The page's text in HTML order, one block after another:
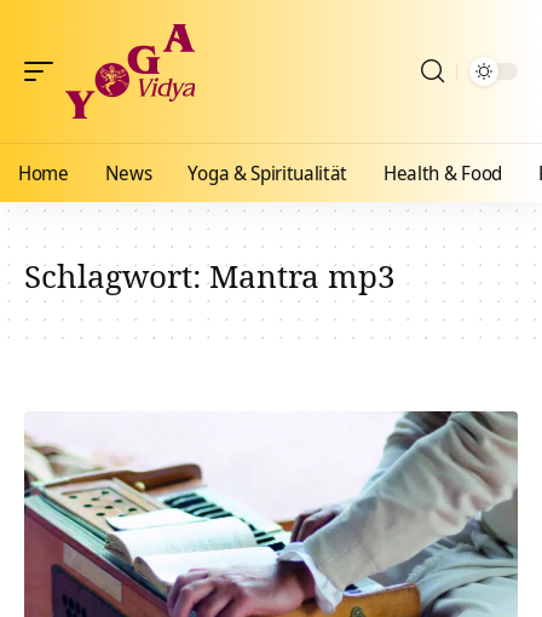
Home News Yoga & Spiritualität Health & Food
Schlagwort:Mantra mp3